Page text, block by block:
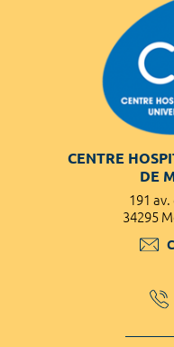
CENTRE
DE
191
34295